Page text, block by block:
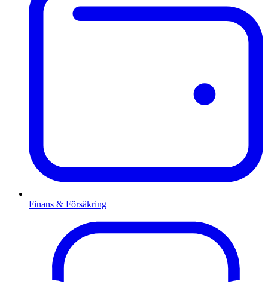
Finans & Försäkring